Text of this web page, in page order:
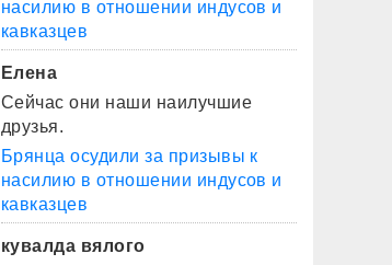
насилию в отношении индусов и
кавказцев
Елена
Сейчас они наши наилучшие
друзья.
Брянца осудили за призывы к
насилию в отношении индусов и
кавказцев
кувалда вялого